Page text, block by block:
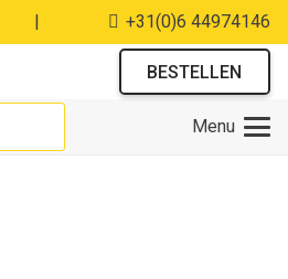
| +31(0)6 44974146
BESTELLEN
Menu